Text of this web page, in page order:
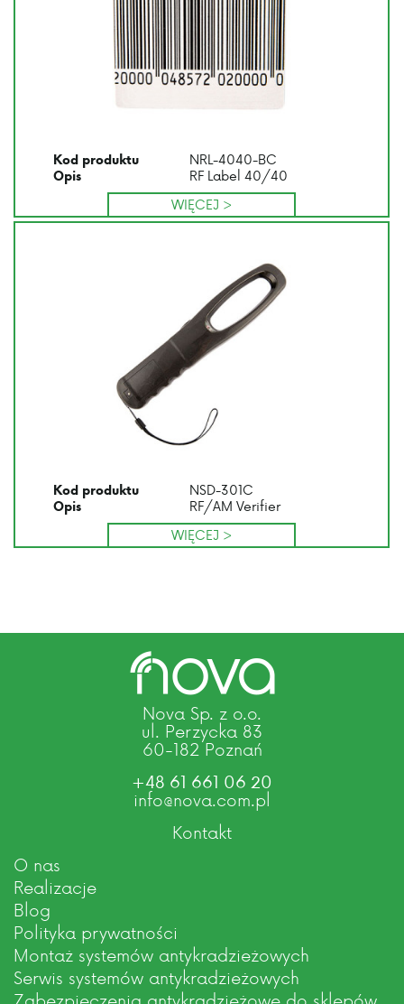
Kod produktu NRL-4040-BC
Opis
RF Label 40/40
WIĘCEJ >
Kod produktu NSD-301C
Opis
RF/AM Verifier
WIĘCEJ >
Nova Sp. z o.o.
ul. Perzycka 83
60-182 Poznań
+48 61 661 06 20
info@nova.com.pl
Kontakt
O nas
Realizacje
Blog
Polityka prywatności
Montaż systemów antykradzieżowych
Serwis systemów antykradzieżowych